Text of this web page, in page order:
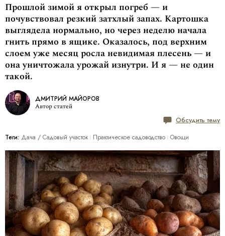
Прошлой зимой я открыл погреб — и
почувствовал резкий затхлый запах. Картошка
выглядела нормально, но через неделю начала
гнить прямо в ящике. Оказалось, под верхним
слоем уже месяц росла невидимая плесень — и
она уничтожала урожай изнутри. И я — не один
такой.
ДМИТРИЙ МАЙОРОВ
Автор статей
Обсудить тему
Теги: Дача / Cадовый участок Практическое садоводство Овощи